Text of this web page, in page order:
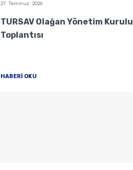
27 Temmuz 2026
TURSAV Olağan Yönetim Kurulu
Toplantısı
HABERİ OKU